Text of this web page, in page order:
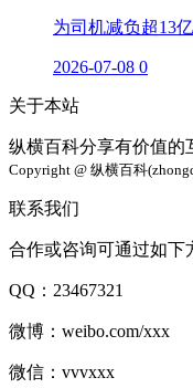
为司机减负超13
2026-07-08 0
关于本站
纵横百科分享有价值的
Copyright @ 纵横百科
联系我们
合作或咨询可通过如下
QQ：23467321
微博：weibo.com/xxx
微信：vvvxxx